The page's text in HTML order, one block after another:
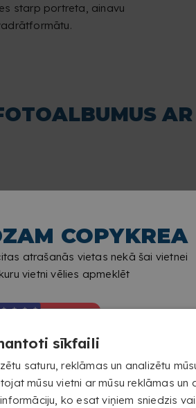
COPYKREA
atrašanās vietas nekā šai vietnei
vietni vēlies apmeklēt
starp portreta, ainavu
sīkfaili
saturu, reklāmas un analizētu
mūsu vietni ar mūsu reklāmas un
ko esat viņiem sniedzis